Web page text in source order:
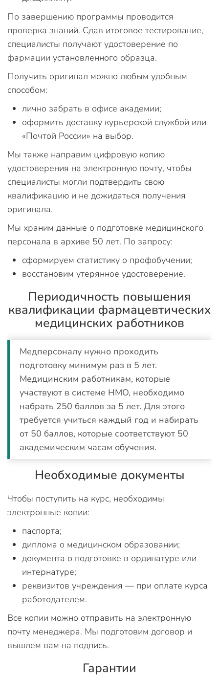
По завершению программы проводится
проверка знаний. Сдав итоговое тестирование,
специалисты получают удостоверение по
фармации установленного образца.
Получить оригинал можно любым удобным
способом:
лично забрать в офисе академии;
оформить доставку курьерской службой или
«Почтой России» на выбор.
Мы также направим цифровую копию
удостоверения на электронную почту, чтобы
специалисты могли подтвердить свою
квалификацию и не дожидаться получения
оригинала.
Мы храним данные о подготовке медицинского
персонала в архиве 50 лет. По запросу:
сформируем статистику о профобучении;
восстановим утерянное удостоверение.
Периодичность повышения
квалификации фармацевтических
медицинских работников
Медперсоналу нужно проходить
подготовку минимум раз в 5 лет.
Медицинским работникам, которые
участвуют в системе НМО, необходимо
набрать 250 баллов за 5 лет. Для этого
требуется учиться каждый год и набирать
от 50 баллов, которые соответствуют 50
академическим часам обучения.
Необходимые документы
Чтобы поступить на курс, необходимы
электронные копии:
паспорта;
диплома о медицинском образовании;
документа о подготовке в ординатуре или
интернатуре;
реквизитов учреждения — при оплате курса
работодателем.
Все копии можно отправить на электронную
почту менеджера. Мы подготовим договор и
вышлем вам на подпись.
Гарантии